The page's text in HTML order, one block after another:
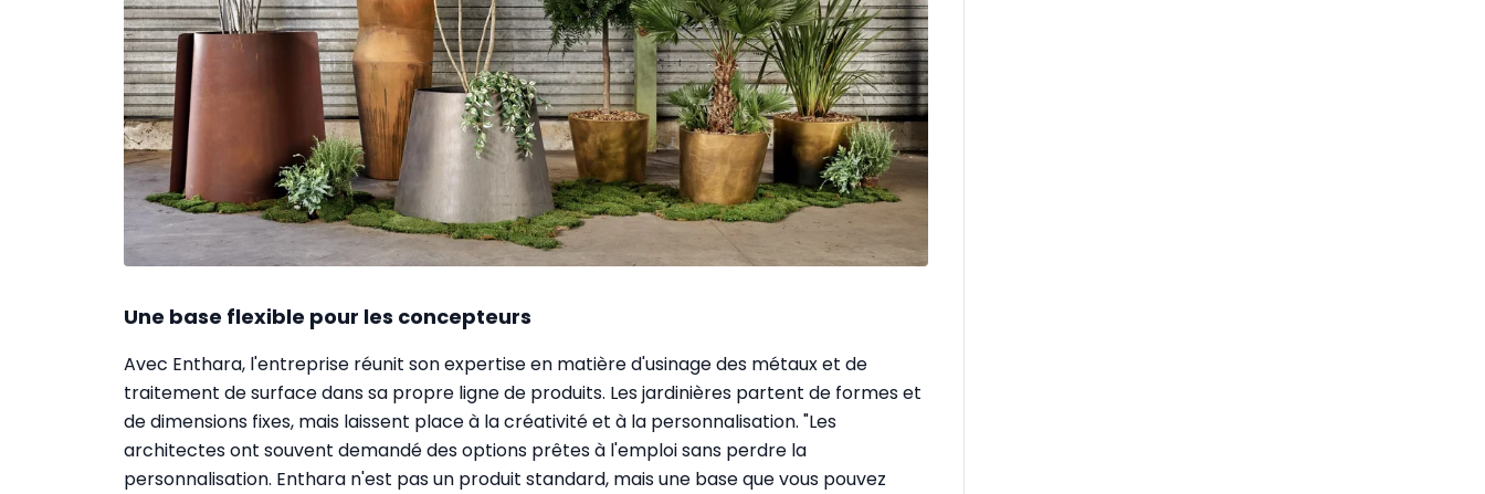
Une base flexible pour les concepteurs
Avec Enthara, l'entreprise réunit son expertise en matière d'usinage des métaux et de
traitement de surface dans sa propre ligne de produits. Les jardinières partent de formes et
de dimensions fixes, mais laissent place à la créativité et à la personnalisation. "Les
architectes ont souvent demandé des options prêtes à l'emploi sans perdre la
personnalisation. Enthara n'est pas un produit standard, mais une base que vous pouvez